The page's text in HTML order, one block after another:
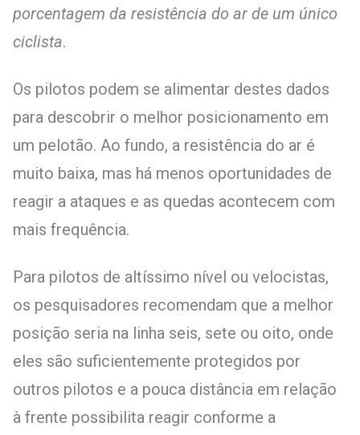
porcentagem da resistência do ar de um único
ciclista.
Os pilotos podem se alimentar destes dados
para descobrir o melhor posicionamento em
um pelotão. Ao fundo, a resistência do ar é
muito baixa, mas há menos oportunidades de
reagir a ataques e as quedas acontecem com
mais frequência.
Para pilotos de altíssimo nível ou velocistas,
os pesquisadores recomendam que a melhor
posição seria na linha seis, sete ou oito, onde
eles são suficientemente protegidos por
outros pilotos e a pouca distância em relação
à frente possibilita reagir conforme a